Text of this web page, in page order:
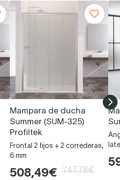
Mampara de ducha
Summer (SUM-325)
Profiltek
Frontal 2 fijos + 2 correderas,
6 mm
508,49€ 747,78€